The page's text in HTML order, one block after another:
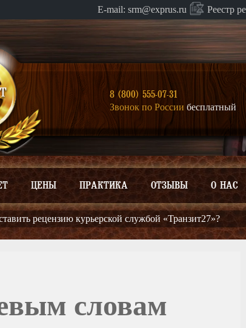
E-mail: srm@exprus.ru Реестр
8 (800) 555-07-31
Звонок по России бесплатный
ЦЕНЫ ПРАКТИКА ОТЗЫВЫ О НАС
рецензию курьерской службой «Транзит27»?
словам